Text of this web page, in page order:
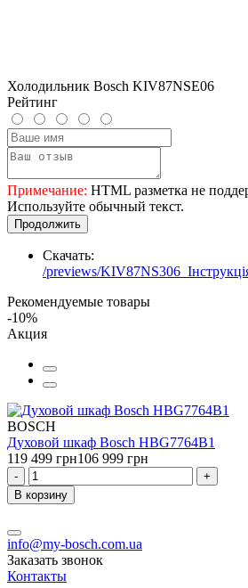
Холодильник Bosch KIV87NSE06
Рейтинг
Примечание: HTML разметка не
Используйте обычный текст.
Продолжить
Скачать:
/previews/
Рекомендуемые товары
-10%
Акция
BOSCH
Духовой шкаф Bosch HBG7764B1
119 499 грн106 999 грн
-
+
В корзину
info@my-bosch.com.ua
Заказать звонок
Контакты